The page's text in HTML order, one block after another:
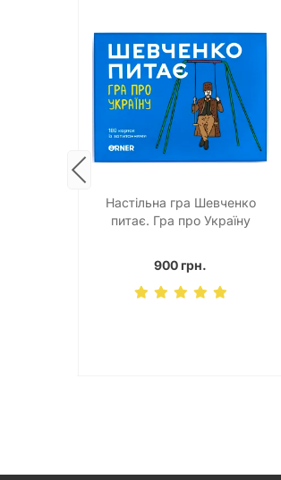
Настільна гра Шевченко
питає. Гра про Україну
900 грн.